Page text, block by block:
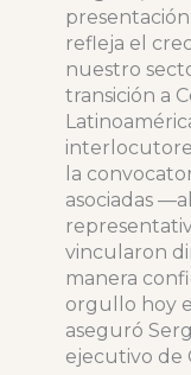
refleja el
nuestro
transición a
la
asociadas
vincularon
manera
orgullo hoy
aseguró
ejecutivo de